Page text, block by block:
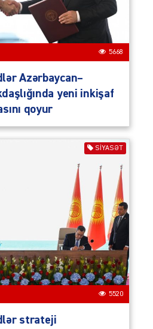
5668
Azərbaycan–
yeni inkişaf
qoyur
SIYASƏT
5520
strateji